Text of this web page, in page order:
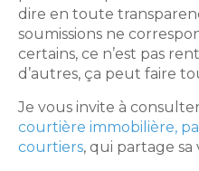
dire en toute
soumissions ne
certains, ce n’est pas
d’autres, ça peut faire
Je vous invite à consulter
courtière immobilière,
courtiers, qui partage sa